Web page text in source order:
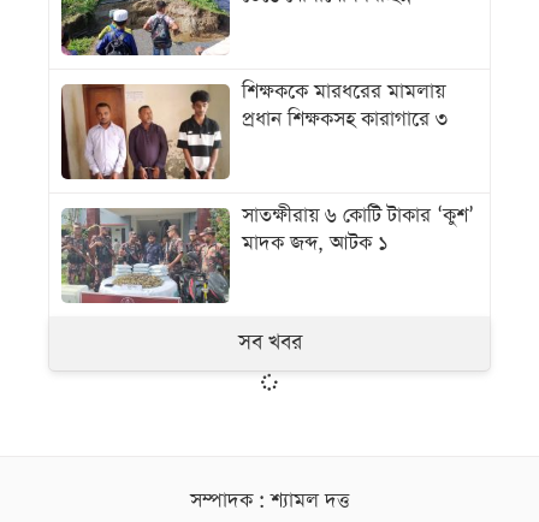
শিক্ষককে মারধরের মামলায়
প্রধান শিক্ষকসহ কারাগারে ৩
সাতক্ষীরায় ৬ কোটি টাকার ‘কুশ’
মাদক জব্দ, আটক ১
সব খবর
সম্পাদক : শ্যামল দত্ত